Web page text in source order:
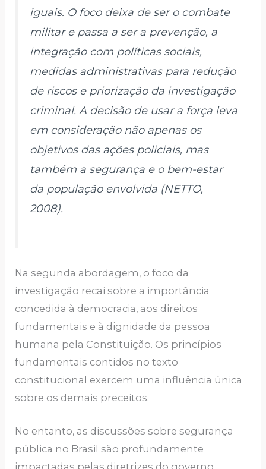
iguais. O foco deixa de ser o combate
militar e passa a ser a prevenção, a
integração com políticas sociais,
medidas administrativas para redução
de riscos e priorização da investigação
criminal. A decisão de usar a força leva
em consideração não apenas os
objetivos das ações policiais, mas
também a segurança e o bem-estar
da população envolvida (NETTO,
2008).
Na segunda abordagem, o foco da
investigação recai sobre a importância
concedida à democracia, aos direitos
fundamentais e à dignidade da pessoa
humana pela Constituição. Os princípios
fundamentais contidos no texto
constitucional exercem uma influência única
sobre os demais preceitos.
No entanto, as discussões sobre segurança
pública no Brasil são profundamente